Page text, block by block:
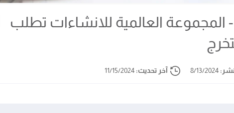
العالمية للانشاءات تطلب
8/13/2024 آخر تحديث: 11/15/2024